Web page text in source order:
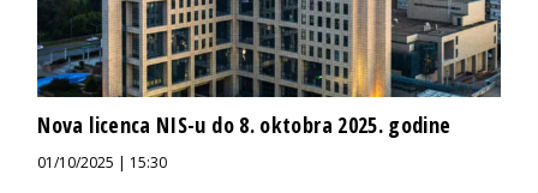
Nova licenca NIS-u do 8. oktobra 2025. godine
01/10/2025 | 15:30